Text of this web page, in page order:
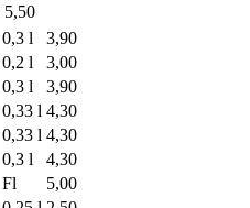
5,50
0,3 l
3,90
0,2 l
3,00
0,3 l
3,90
0,33 l 4,30
0,33 l 4,30
0,3 l
4,30
Fl
5,00